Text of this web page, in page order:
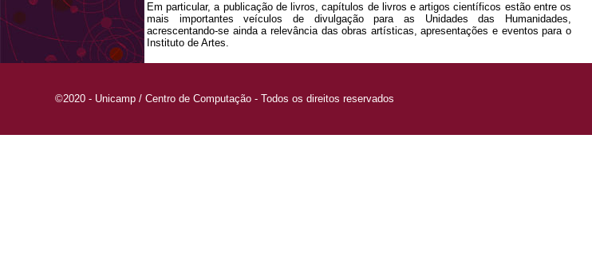
Em particular, a publicação de livros, capítulos de livros e artigos científicos estão entre os
mais importantes veículos de divulgação para as Unidades das Humanidades,
acrescentando-se ainda a relevância das obras artísticas, apresentações e eventos para o
Instituto de Artes.
©2020 - Unicamp / Centro de Computação - Todos os direitos reservados